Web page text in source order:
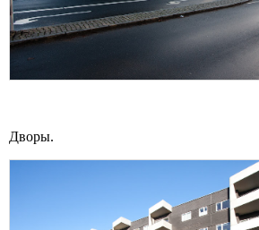
Дворы.